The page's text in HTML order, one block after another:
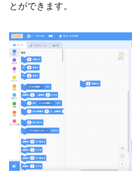
とができます。